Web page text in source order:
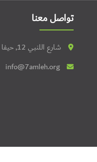
تواصل معنا
شارع اللنبي 12, حيفا 3309250
info@7amleh.org